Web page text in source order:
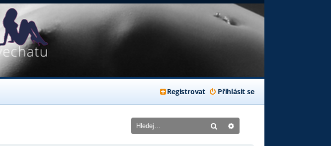
Přihlásit se
Registrovat
Hledat